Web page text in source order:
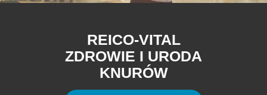
SKLEP
REICO-VITAL
ZDROWIE I URODA
KNURÓW